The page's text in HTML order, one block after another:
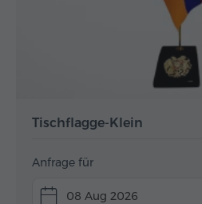
Tischflagge-Klein
Anfrage für
08 Aug 2026